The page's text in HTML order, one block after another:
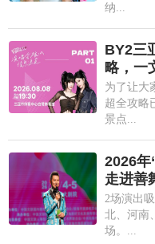
纳...
BY2三
略，一
为了让大
超全攻略
景点...
2026年
走进善
2场演出
北、河南
场。...